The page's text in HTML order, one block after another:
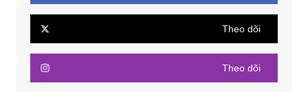
Theo dõi
Theo dõi